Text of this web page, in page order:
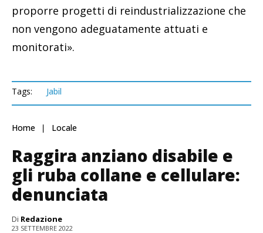
proporre progetti di reindustrializzazione che
non vengono adeguatamente attuati e
monitorati».
Tags: Jabil
Home Locale
Raggira anziano disabile e
gli ruba collane e cellulare:
denunciata
Di Redazione
23 SETTEMBRE 2022